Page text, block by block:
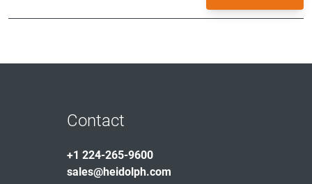
Contact
+1 224-265-9600
sales@heidolph.com